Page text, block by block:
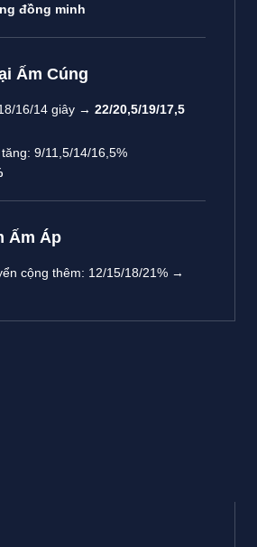
đồng minh
Ấm Cúng
16/14 giây → 22/20,5/19/17,5
9/11,5/14/16,5%
Ấm Áp
cộng thêm: 12/15/18/21% →